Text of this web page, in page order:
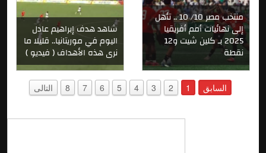
شاهد هدف إبراهيم عادل
اليوم في موريتانيا.. قليلا ما
نرى هذه الأهداف ( فيديو )
منتخب مصر 10/ 10 .. تأهل
إلى نهائيات أمم أفريقيا
2025 بـ كلين شيت و12
نقطة
السابق 1
2
3
4
5
6
7
8 التالى